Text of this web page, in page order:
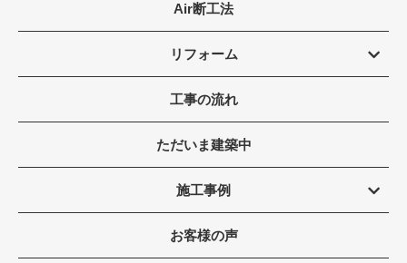
Air断工法
リフォーム
工事の流れ
ただいま建築中
施工事例
お客様の声